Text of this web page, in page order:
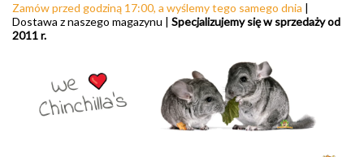
Zamów przed godziną 17:00, a wyślemy tego samego dnia |
Dostawa z naszego magazynu | Specjalizujemy się w sprzedaży od
2011 r.